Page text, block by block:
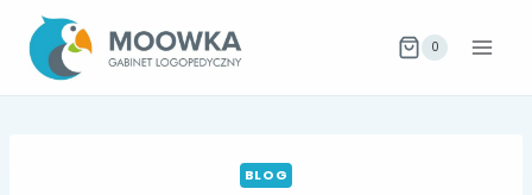
Przejdź
treści
0
BLOG